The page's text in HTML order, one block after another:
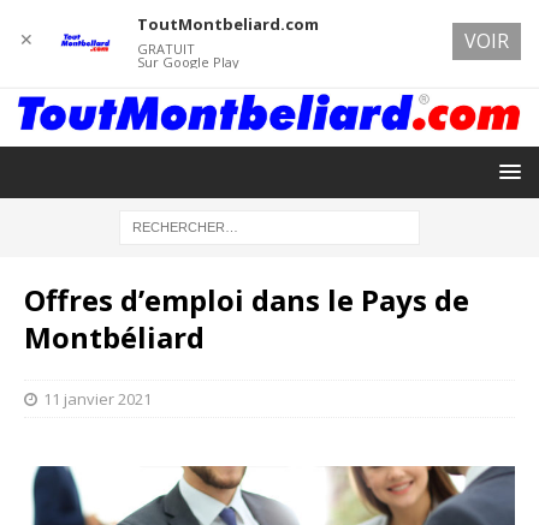
Offres d’emploi dans le Pays de
Montbéliard
11 janvier 2021
✕
ToutMontbeliard.com
GRATUIT
Sur Google Play
VOIR